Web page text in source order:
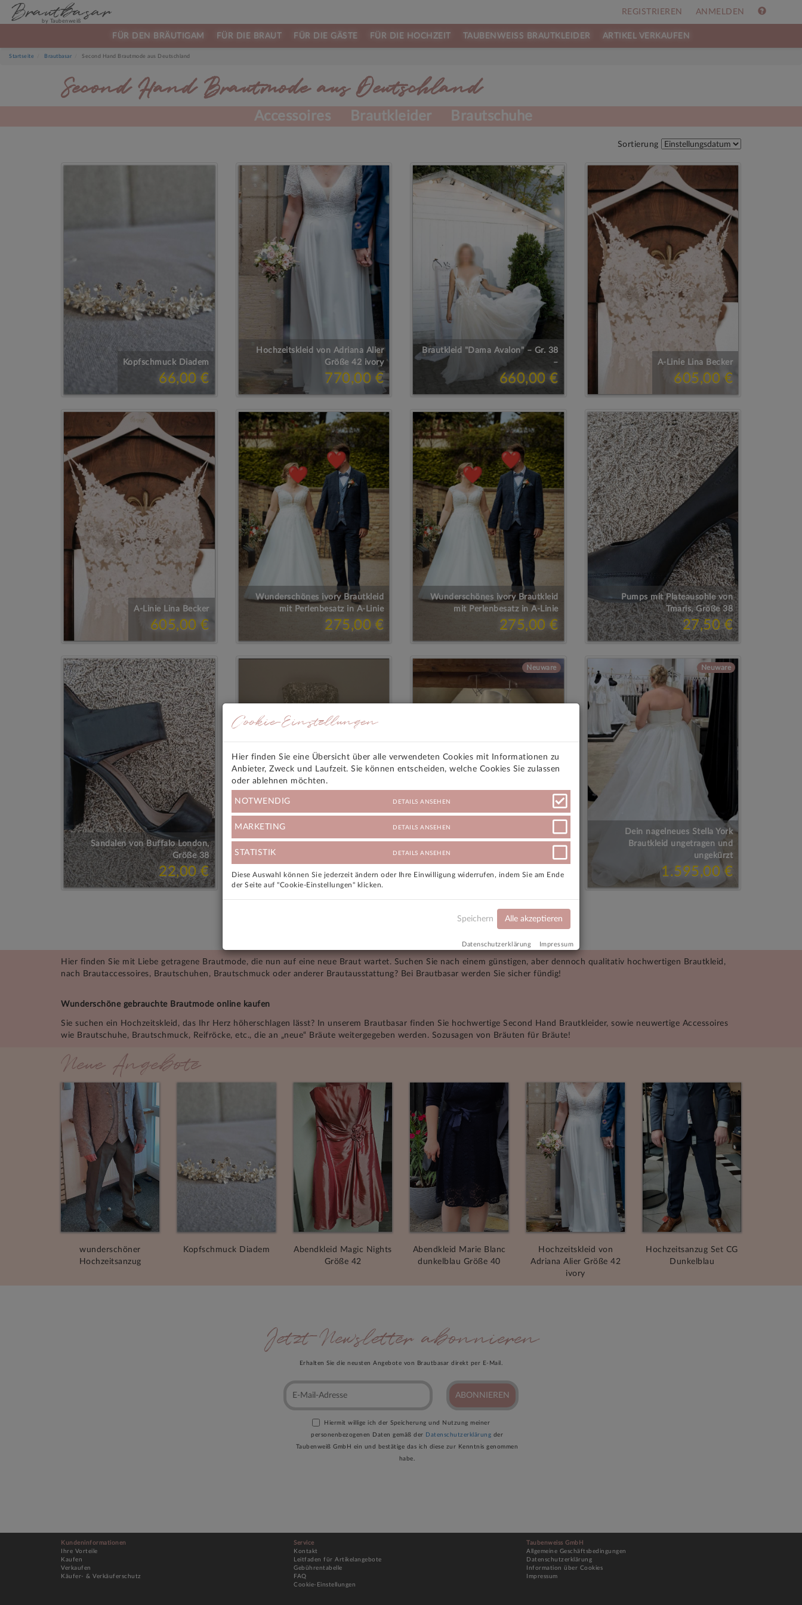
REGISTRIEREN ANMELDEN
FÜR DEN BRÄUTIGAM FÜR DIE BRAUT FÜR DIE GÄSTE FÜR DIE HOCHZEIT TAUBENWEISS BRAUTKLEIDER ARTIKEL VERKAUFEN
Brautbasar
by Taubenweiß
Startseite Brautbasar Second Hand Brautmode aus Deutschland
Second Hand Brautmode aus Deutschland
Accessoires Brautkleider Brautschuhe
Sortierung
Kopfschmuck Diadem
66,00 €
Hochzeitskleid von Adriana Alier
Größe 42 ivory
770,00 €
Brautkleid "Dama Avalon" – Gr. 38
–
660,00 €
A-Linie Lina Becker
605,00 €
A-Linie Lina Becker
605,00 €
Wunderschönes ivory Brautkleid
mit Perlenbesatz in A-Linie
275,00 €
Wunderschönes ivory Brautkleid
mit Perlenbesatz in A-Linie
275,00 €
Pumps mit Plateausohle von
Tmaris, Größe 38
27,50 €
Sandalen von Buffalo London,
Größe 38
22,00 €
Pollardi Brautkleid Gr. 36 –
Prinzessinnenkleid – Professionell
gereinigt – Sehr guter Zustand
440,00 €
Ungetragenes Brautkleid mit
880,00 €
Neuware
Dein nagelneues Stella York
Brautkleid ungetragen und
ungekürzt
1.595,00 €
Neuware
... 12 13 »
Hier finden Sie mit Liebe getragene Brautmode, die nun auf eine neue Braut wartet. Suchen Sie nach einem günstigen, aber dennoch qualitativ hochwertigen Brautkleid,
nach Brautaccessoires, Brautschuhen, Brautschmuck oder anderer Brautausstattung? Bei Brautbasar werden Sie sicher fündig!
Wunderschöne gebrauchte Brautmode online kaufen
Sie suchen ein Hochzeitskleid, das Ihr Herz höherschlagen lässt? In unserem Brautbasar finden Sie hochwertige Second Hand Brautkleider, sowie neuwertige Accessoires
wie Brautschuhe, Brautschmuck, Reifröcke, etc., die an „neue“ Bräute weitergegeben werden. Sozusagen von Bräuten für Bräute!
Neue Angebote
wunderschöner
Hochzeitsanzug
Kopfschmuck Diadem
Abendkleid Magic Nights
Größe 42
Abendkleid Marie Blanc
dunkelblau Größe 40
Hochzeitskleid von
Adriana Alier Größe 42
ivory
Hochzeitsanzug Set CG
Dunkelblau
Jetzt Newsletter abonnieren
Erhalten Sie die neusten Angebote von Brautbasar direkt per E-Mail.
ABONNIEREN
Hiermit willige ich der Speicherung und Nutzung meiner
personenbezogenen Daten gemäß der Datenschutzerklärung der
Taubenweiß GmbH ein und bestätige das ich diese zur Kenntnis genommen
habe.
Kundeninformationen
Ihre Vorteile
Kaufen
Verkaufen
Käufer- & Verkäuferschutz
Service
Kontakt
Leitfaden für Artikelangebote
Gebührentabelle
FAQ
Cookie-Einstellungen
Taubenweiss GmbH
Allgemeine Geschäftsbedingungen
Datenschutzerklärung
Information über Cookies
Impressum
Cookie-Einstellungen
Hier finden Sie eine Übersicht über alle verwendeten Cookies mit Informationen zu
Anbieter, Zweck und Laufzeit. Sie können entscheiden, welche Cookies Sie zulassen
oder ablehnen möchten.
NOTWENDIG DETAILS ANSEHEN
MARKETING DETAILS ANSEHEN
STATISTIK DETAILS ANSEHEN
Diese Auswahl können Sie jederzeit ändern oder Ihre Einwilligung widerrufen, indem Sie am Ende
der Seite auf "Cookie-Einstellungen" klicken.
Speichern Alle akzeptieren
Datenschutzerklärung Impressum